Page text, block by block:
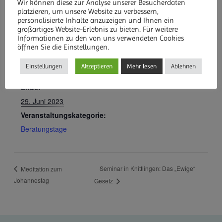
DETAILS
Beginn:
27. Juni 2023
Ende:
29. Juni 2023
Veranstaltungskategorie:
Beratungstage
Meditation zum
Johannestag
Seminar in Knittlingen: Das „Ewige“
Gesetz
Wir können diese zur Analyse unserer Besucherdaten
platzieren, um unsere Website zu verbessern,
personalisierte Inhalte anzuzeigen und Ihnen ein
großartiges Website-Erlebnis zu bieten. Für weitere
Informationen zu den von uns verwendeten Cookies
öffnen Sie die Einstellungen.
Einstellungen Akzeptieren Mehr lesen Ablehnen